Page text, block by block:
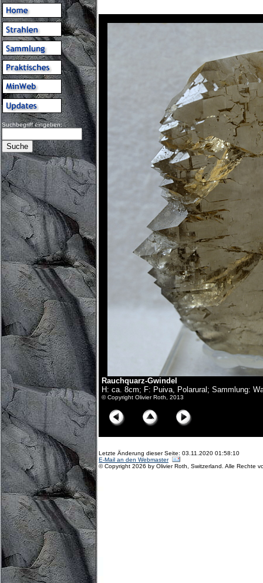
Suchbegriff eingeben:
Rauchquarz-Gwindel
H: ca. 8cm; F: Puiva, Polarural; Sammlung:
© Copyright Olivier Roth, 2013
Letzte Änderung dieser Seite: 03.11.2020 01:58:10
E-Mail an den Webmaster
© Copyright 2026 by Olivier Roth, Switzerland. Alle Rechte